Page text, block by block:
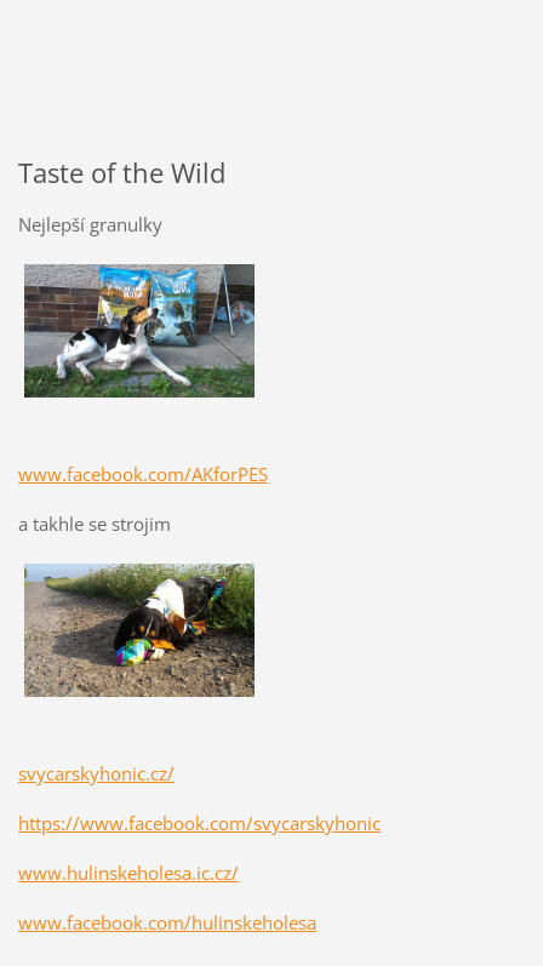
Taste of the Wild
Nejlepší granulky
www.facebook.com/AKforPES
a takhle se strojim
svycarskyhonic.cz/
https://www.facebook.com/svycarskyhonic
www.hulinskeholesa.ic.cz/
www.facebook.com/hulinskeholesa